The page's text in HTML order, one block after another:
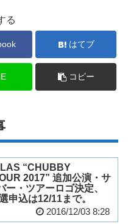
る
はてブ
コピー
“CHUBBY
2017” 追加公演・サ
ー・ツアーロゴ決定、
申込は12/11まで。
2016/12/03 8:28